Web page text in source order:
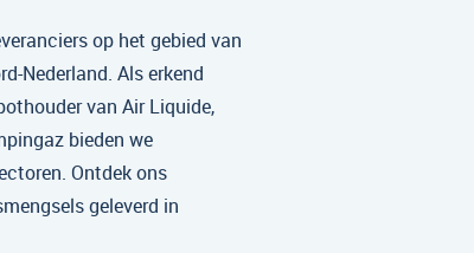
op het gebied van
Nederland. Als erkend
van Air Liquide,
bieden we
Ontdek ons
geleverd in